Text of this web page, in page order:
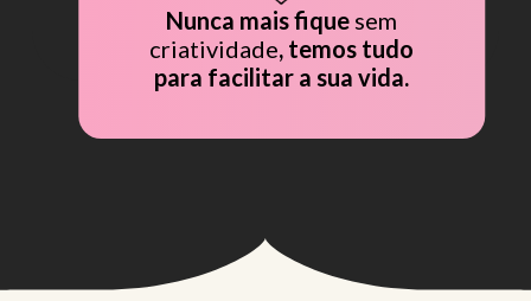
Nunca mais fique sem
criatividade, temos tudo
para facilitar a sua vida.
CLUB • CLUB •
• CLUB •
CLUB •